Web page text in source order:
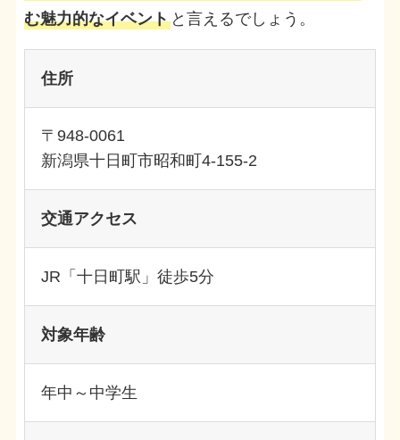
む魅力的なイベントと言えるでしょう。
住所
〒948-0061
新潟県十日町市昭和町4-155-2
交通アクセス
JR「十日町駅」徒歩5分
対象年齢
年中～中学生